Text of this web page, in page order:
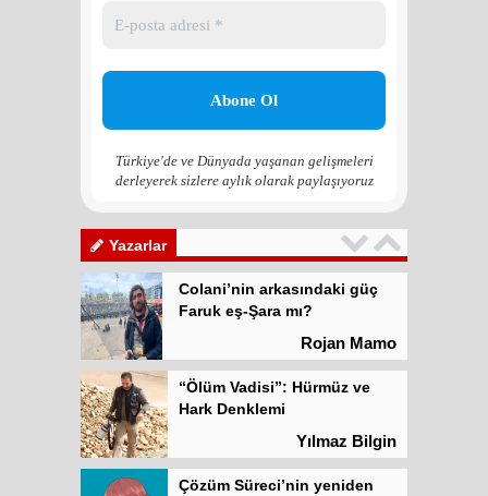
Türkiye'de ve Dünyada yaşanan gelişmeleri
derleyerek sizlere aylık olarak paylaşıyoruz
Yazarlar
Hark Denklemi
Çözüm Süreci’nin yeniden
Kadına şiddet “Devlet” eliyle
meşrulaştırılıyor
Atilla Yüceak
Colani’nin arkasındaki güç
Faruk eş-Şara mı?
Rojan Mamo
“Ölüm Vadisi”: Hürmüz ve
Hark Denklemi
Yılmaz Bilgin
Çözüm Süreci’nin yeniden